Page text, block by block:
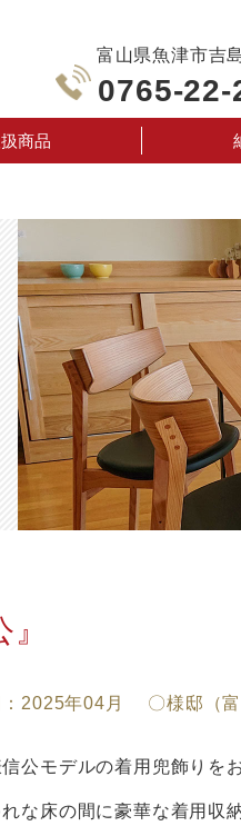
富山県魚津市吉
0765-22-
商品
：2025年04月 〇様邸（富
信公モデルの着用兜飾りを
な床の間に豪華な着用収